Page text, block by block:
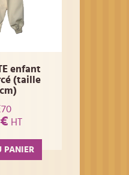
enfant
(taille
HT
PANIER